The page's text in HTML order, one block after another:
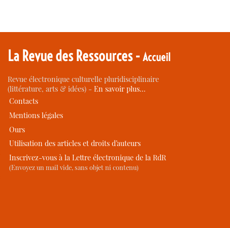
La Revue des Ressources -Accueil
Revue électronique culturelle pluridisciplinaire
(littérature, arts & idées) -En savoir plus…
Contacts
Mentions légales
Ours
Utilisation des articles et droits d’auteurs
Inscrivez-vous à la Lettre électronique de la RdR
(Envoyez un mail vide, sans objet ni contenu)